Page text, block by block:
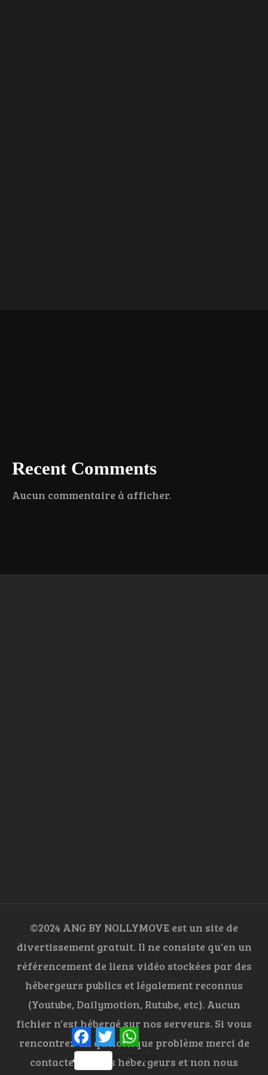
Recent Comments
Aucun commentaire à afficher.
©2024 ANG BY NOLLYMOVE est un site de
divertissement gratuit. Il ne consiste qu'en un
référencement de liens vidéo stockées par des
hébergeurs publics et légalement reconnus
(Youtube, Dailymotion, Rutube, etc). Aucun
fichier n'est hébergé sur nos serveurs. Si vous
rencontrez un quelconque problème merci de
contacter lesdits hébergeurs et non nous
Facebook
TwitterWhatsApp
Partager